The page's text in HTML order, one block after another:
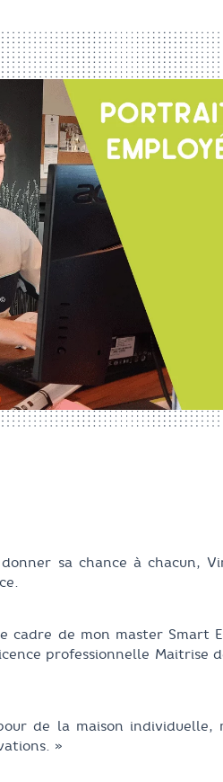
sa chance à chacun,
de mon master Smart
professionnelle
de la maison individuelle,
»